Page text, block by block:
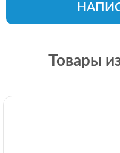
Товары